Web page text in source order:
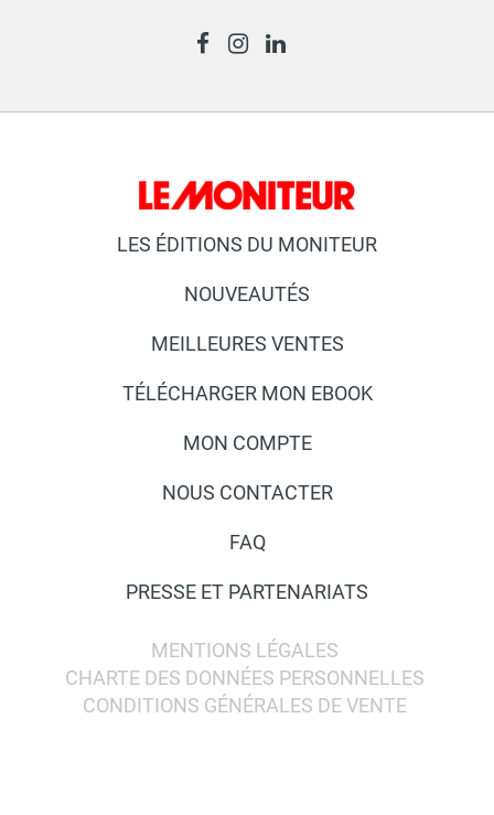
LES ÉDITIONS DU MONITEUR
NOUVEAUTÉS
MEILLEURES VENTES
TÉLÉCHARGER MON EBOOK
MON COMPTE
NOUS CONTACTER
FAQ
PRESSE ET PARTENARIATS
MENTIONS LÉGALES
CHARTE DES DONNÉES PERSONNELLES
CONDITIONS GÉNÉRALES DE VENTE